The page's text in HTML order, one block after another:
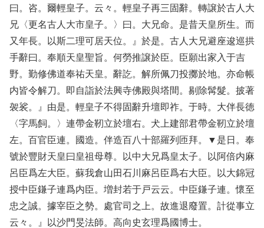
曰。咨。爾輕皇子。云々。輕皇子再三固辭。轉譲於古人大
兄〈更名古人大市皇子。〉曰。大兄命。是昔天皇所生。而
又年長。以斯二理可居天位。』於是。古人大兄避座逡巡拱
手辭曰。奉順天皇聖旨。何勞推譲於臣。臣願出家入于吉
野。勤修佛道奉祐天皇。辭訖。解所佩刀投擲於地。亦命帳
内皆令解刀。即自詣於法興寺佛殿與塔間。剔除髯髮。披著
袈裟。』由是。輕皇子不得固辭升壇即祚。于時。大伴長徳
〈字馬飼。〉連帶金靭立於壇右。犬上建部君帶金靭立於壇
左。百官臣連。國造。伴造百八十部羅列匝拜。▼是日。奉
號於豐財天皇曰皇祖母尊。以中大兄爲皇太子。以阿倍内麻
呂臣爲左大臣。蘇我倉山田石川麻呂臣爲右大臣。以大錦冠
授中臣鎌子連爲内臣。増封若于戸云云。中臣鎌子連。懷至
忠之誠。據宰臣之勢。處官司之上。故進退廢置。計從事立
云々。』以沙門旻法師。高向史玄理爲國博士。